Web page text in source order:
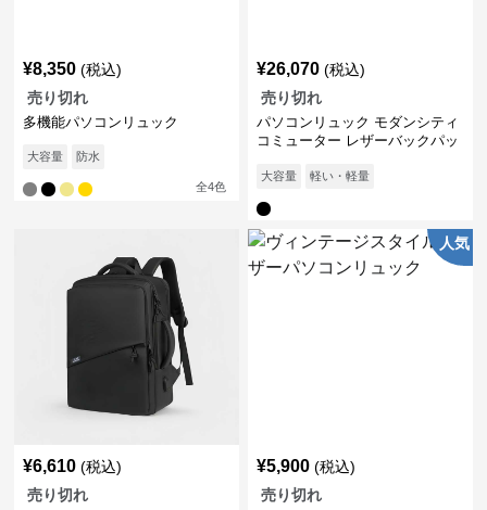
¥8,350 (税込)
売り切れ
多機能パソコンリュック
大容量 防水
全4色
¥26,070 (税込)
売り切れ
パソコンリュック モダンシティ
コミューター レザーバックパッ
大容量 軽い・軽量
¥6,610 (税込)
売り切れ
人気
¥5,900 (税込)
売り切れ